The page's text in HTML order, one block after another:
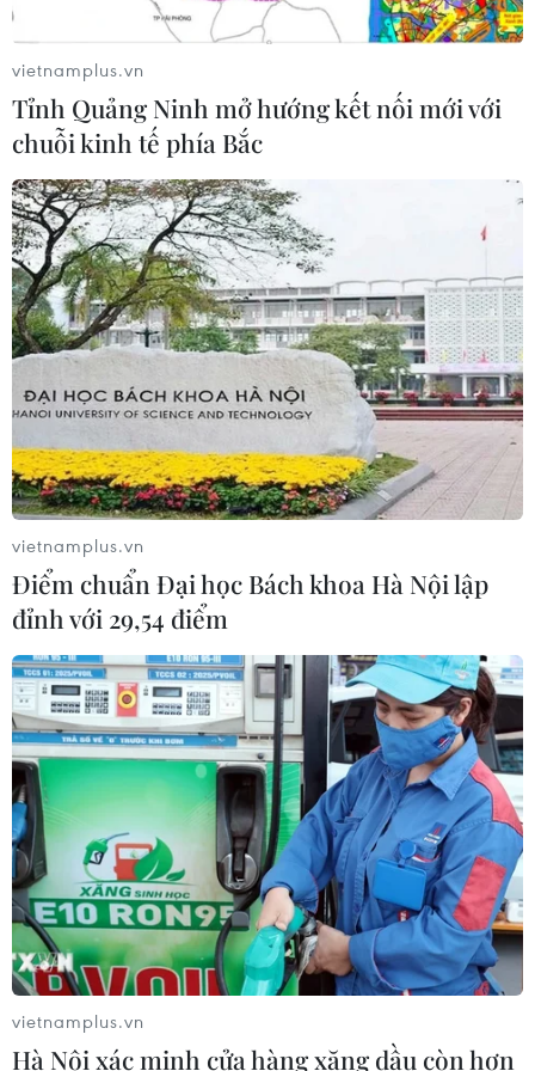
cuộc đua công nghệ ra Đông Nam Á
Canada áp dụng biện pháp tự vệ tạm
thời với tủ gỗ và tủ lavabo nhập khẩu
07/08/2026 14:52
Indonesia không áp thuế chống bán
phá giá với nhựa từ Việt Nam
07/08/2026 14:45
Giá vàng hướng tới tuần tăng mạnh
nhất kể từ tháng 1/2026
07/08/2026 08:14
Giá vàng trong nước giảm nhẹ,
thương hiệu SJC lùi về ngưỡng 142,2
triệu đồng
07/08/2026 02:21
Giá dầu tăng vọt do Iran xem xét cấm
tàu Mỹ và Israel qua eo biển Hormuz
07/08/2026 00:45
Giá vàng thế giới quay đầu giảm nhẹ
do áp lực chốt lời
vietnamplus.vn
Tỉnh Quảng Ninh mở hướng kết nối mới với
chuỗi kinh tế phía Bắc
vietnamplus.vn
Điểm chuẩn Đại học Bách khoa Hà Nội lập
đỉnh với 29,54 điểm
vietnamplus.vn
Hà Nội xác minh cửa hàng xăng dầu còn hơn